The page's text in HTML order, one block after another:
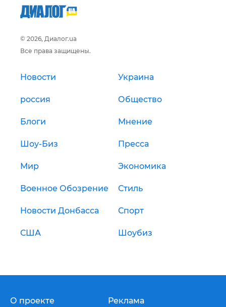
© 2026, Диалог.ua
Все права защищены.
Новости Украина
россия Общество
Блоги Мнение
Шоу-Биз Пресса
Мир Экономика
Военное Обозрение Стиль
Новости Донбасса Спорт
США Шоубиз
О проекте Реклама